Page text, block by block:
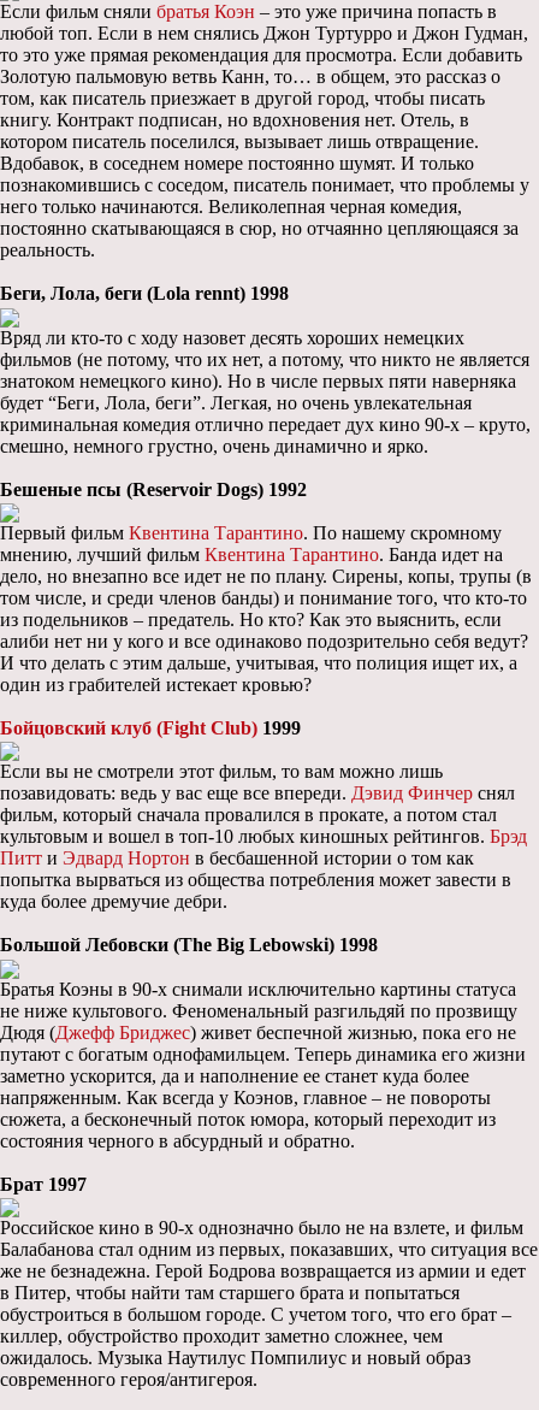
Если фильм сняли братья Коэн – это уже причина попасть в
любой топ. Если в нем снялись Джон Туртурро и Джон Гудман,
то это уже прямая рекомендация для просмотра. Если добавить
Золотую пальмовую ветвь Канн, то… в общем, это рассказ о
том, как писатель приезжает в другой город, чтобы писать
книгу. Контракт подписан, но вдохновения нет. Отель, в
котором писатель поселился, вызывает лишь отвращение.
Вдобавок, в соседнем номере постоянно шумят. И только
познакомившись с соседом, писатель понимает, что проблемы у
него только начинаются. Великолепная черная комедия,
постоянно скатывающаяся в сюр, но отчаянно цепляющаяся за
реальность.
Беги, Лола, беги (Lola rennt) 1998
Вряд ли кто-то с ходу назовет десять хороших немецких
фильмов (не потому, что их нет, а потому, что никто не является
знатоком немецкого кино). Но в числе первых пяти наверняка
будет “Беги, Лола, беги”. Легкая, но очень увлекательная
криминальная комедия отлично передает дух кино 90-х – круто,
смешно, немного грустно, очень динамично и ярко.
Бешеные псы (Reservoir Dogs) 1992
Первый фильм Квентина Тарантино. По нашему скромному
мнению, лучший фильм Квентина Тарантино. Банда идет на
дело, но внезапно все идет не по плану. Сирены, копы, трупы (в
том числе, и среди членов банды) и понимание того, что кто-то
из подельников – предатель. Но кто? Как это выяснить, если
алиби нет ни у кого и все одинаково подозрительно себя ведут?
И что делать с этим дальше, учитывая, что полиция ищет их, а
один из грабителей истекает кровью?
Бойцовский клуб (Fight Club) 1999
Если вы не смотрели этот фильм, то вам можно лишь
позавидовать: ведь у вас еще все впереди. Дэвид Финчер снял
фильм, который сначала провалился в прокате, а потом стал
культовым и вошел в топ-10 любых киношных рейтингов. Брэд
Питт и Эдвард Нортон в бесбашенной истории о том как
попытка вырваться из общества потребления может завести в
куда более дремучие дебри.
Большой Лебовски (The Big Lebowski) 1998
Братья Коэны в 90-х снимали исключительно картины статуса
не ниже культового. Феноменальный разгильдяй по прозвищу
Дюдя (Джефф Бриджес) живет беспечной жизнью, пока его не
путают с богатым однофамильцем. Теперь динамика его жизни
заметно ускорится, да и наполнение ее станет куда более
напряженным. Как всегда у Коэнов, главное – не повороты
сюжета, а бесконечный поток юмора, который переходит из
состояния черного в абсурдный и обратно.
Брат 1997
Российское кино в 90-х однозначно было не на взлете, и фильм
Балабанова стал одним из первых, показавших, что ситуация все
же не безнадежна. Герой Бодрова возвращается из армии и едет
в Питер, чтобы найти там старшего брата и попытаться
обустроиться в большом городе. С учетом того, что его брат –
киллер, обустройство проходит заметно сложнее, чем
ожидалось. Музыка Наутилус Помпилиус и новый образ
современного героя/антигероя.